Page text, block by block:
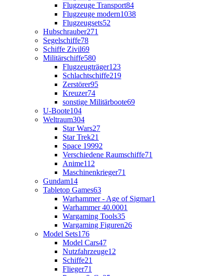
Flugzeuge Transport84
Flugzeuge modern1038
Flugzeugsets52
Hubschrauber271
Segelschiffe78
Schiffe Zivil69
Militärschiffe580
Flugzeugträger123
Schlachtschiffe219
Zerstörer95
Kreuzer74
sonstige Militärboote69
U-Boote104
Weltraum304
Star Wars27
Star Trek21
Space 19992
Verschiedene Raumschiffe71
Anime112
Maschinenkrieger71
Gundam14
Tabletop Games63
Warhammer - Age of Sigmar1
Warhammer 40.0001
Wargaming Tools35
Wargaming Figuren26
Model Sets176
Model Cars47
Nutzfahrzeuge12
Schiffe21
Flieger71